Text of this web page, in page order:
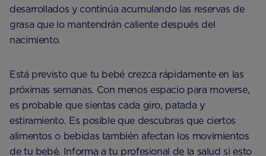
desarrollados y continúa acumulando las reservas de
grasa que lo mantendrán caliente después del
nacimiento.
Está previsto que tu bebé crezca rápidamente en las
próximas semanas. Con menos espacio para moverse,
es probable que sientas cada giro, patada y
estiramiento. Es posible que descubras que ciertos
alimentos o bebidas también afectan los movimientos
de tu bebé. Informa a tu profesional de la salud si esto